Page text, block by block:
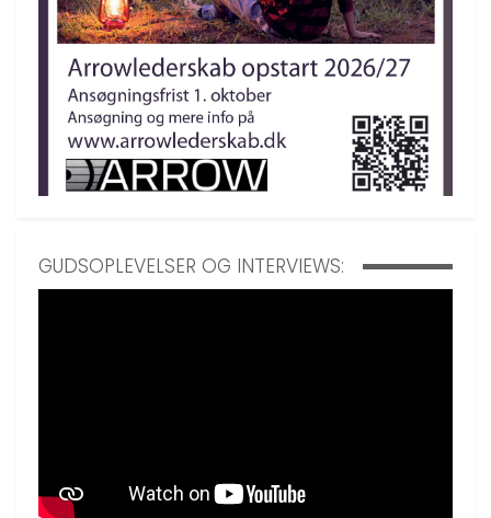
GUDSOPLEVELSER OG INTERVIEWS: